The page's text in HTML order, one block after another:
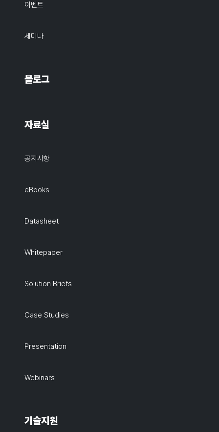
이벤트
세미나
블로그
자료실
공지사항
eBooks
Datasheet
Whitepaper
Solution Briefs
Case Studies
Presentation
Webinars
기술지원